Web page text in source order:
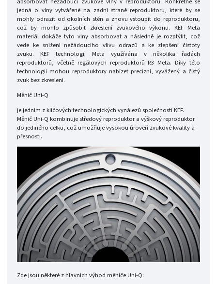
jedná o vlny vytvářené na zadní straně reproduktoru, které by se
mohly odrazit od okolních stěn a znovu vstoupit do reproduktoru,
což by mohlo způsobit zkreslení zvukového výkonu. KEF Meta
materiál dokáže tyto vlny absorbovat a následně je rozptýlit, což
vede ke snížení nežádoucího vlivu odrazů a ke zlepšení čistoty
zvuku. KEF technologii Meta využívána v několika řadách
reproduktorů, včetně regálových reproduktorů R3 Meta. Díky této
technologii mohou reproduktory nabízet precizní, vyvážený a čistý
zvuk bez zkreslení.
Měnič Uni-Q
je jedním z klíčových technologických vynálezů společnosti KEF.
Měnič Uni-Q kombinuje středový reproduktor a výškový reproduktor
do jediného celku, což umožňuje vysokou úroveň zvukové kvality a
přesnosti.
Zde jsou některé z hlavních výhod měniče Uni-Q: